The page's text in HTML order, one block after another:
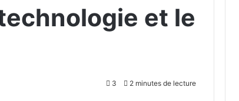
et le
3 2 minutes de lecture